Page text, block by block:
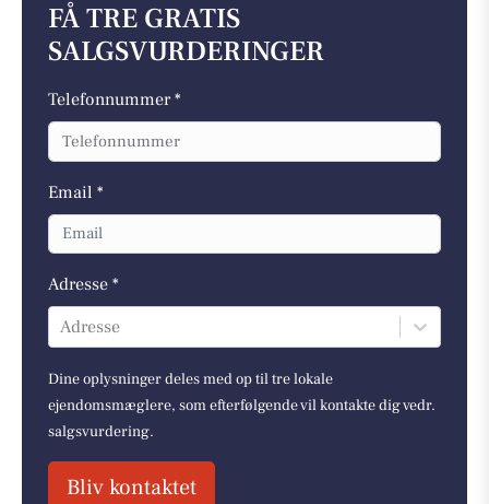
FÅ TRE GRATIS
SALGSVURDERINGER
Telefonnummer *
Email *
Adresse *
Adresse
Dine oplysninger deles med op til tre lokale
ejendomsmæglere, som efterfølgende vil kontakte dig vedr.
salgsvurdering.
Bliv kontaktet